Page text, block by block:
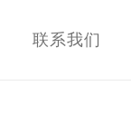
联系我们